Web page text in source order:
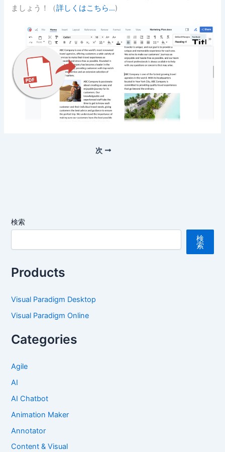
ましょう！（詳しくはこちら…)
次
検索
検
索
Products
Visual Paradigm Desktop
Visual Paradigm Online
Categories
Agile
AI
AI Chatbot
Animation Maker
Annotator
Content & Visual